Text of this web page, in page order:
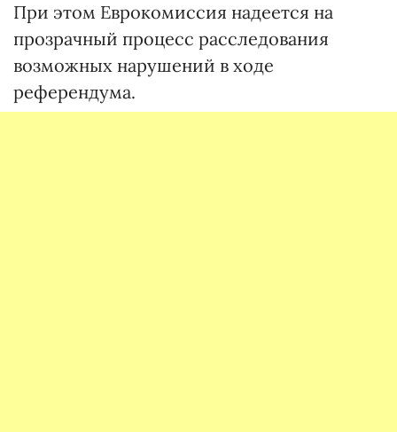
При этом Еврокомиссия надеется на
прозрачный процесс расследования
возможных нарушений в ходе
референдума.